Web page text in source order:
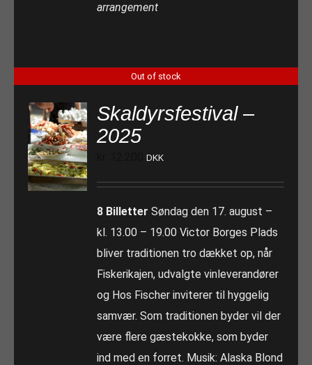
arrangement
Out of stock
Skaldyrsfestival –
2025
DKK
8 Billetter Søndag den 17. august –
kl. 13.00 – 19.00 Victor Borges Plads
bliver traditionen tro dækket op, når
Fiskerikajen, udvalgte vinleverandører
og Hos Fischer inviterer til hyggelig
samvær. Som traditionen byder vil der
være flere gæstekokke, som byder
ind med en forret. Musik: Alaska Blond